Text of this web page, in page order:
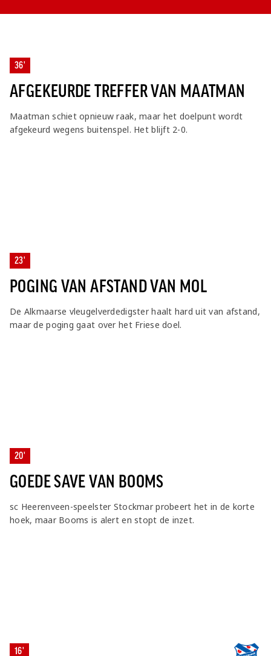
36'
AFGEKEURDE TREFFER VAN MAATMAN
Maatman schiet opnieuw raak, maar het doelpunt wordt
afgekeurd wegens buitenspel. Het blijft 2-0.
23'
POGING VAN AFSTAND VAN MOL
De Alkmaarse vleugelverdedigster haalt hard uit van afstand,
maar de poging gaat over het Friese doel.
20'
GOEDE SAVE VAN BOOMS
sc Heerenveen-speelster Stockmar probeert het in de korte
hoek, maar Booms is alert en stopt de inzet.
16'